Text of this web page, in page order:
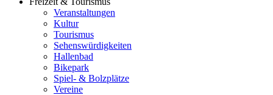
Veranstaltungen
Kultur
Tourismus
Sehenswürdigkeiten
Hallenbad
Bikepark
Spiel- & Bolzplätze
Vereine